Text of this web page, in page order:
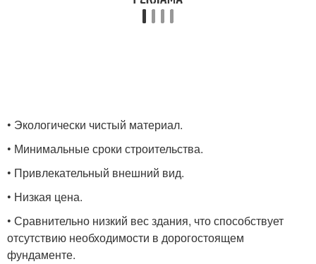
• Экологически чистый материал.
• Минимальные сроки строительства.
• Привлекательный внешний вид.
• Низкая цена.
• Сравнительно низкий вес здания, что способствует
отсутствию необходимости в дорогостоящем
фундаменте.